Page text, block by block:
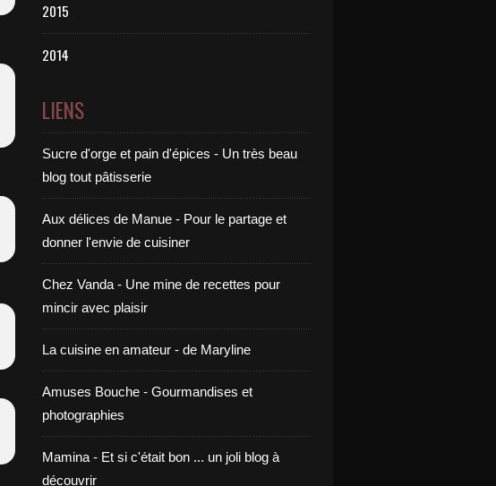
2015
2014
LIENS
Sucre d'orge et pain d'épices - Un très beau
blog tout pâtisserie
Aux délices de Manue - Pour le partage et
donner l'envie de cuisiner
Chez Vanda - Une mine de recettes pour
mincir avec plaisir
La cuisine en amateur - de Maryline
Amuses Bouche - Gourmandises et
photographies
Mamina - Et si c'était bon ... un joli blog à
découvrir